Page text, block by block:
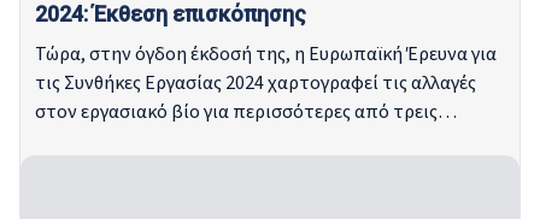
2024: Έκθεση επισκόπησης
Τώρα, στην όγδοη έκδοσή της, η Ευρωπαϊκή Έρευνα για
τις Συνθήκες Εργασίας 2024 χαρτογραφεί τις αλλαγές
στον εργασιακό βίο για περισσότερες από τρεις